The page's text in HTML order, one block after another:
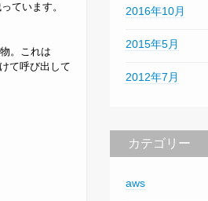
ています。
。これは
て呼び出して
2016年10月
2015年5月
2012年7月
カテゴリー
aws